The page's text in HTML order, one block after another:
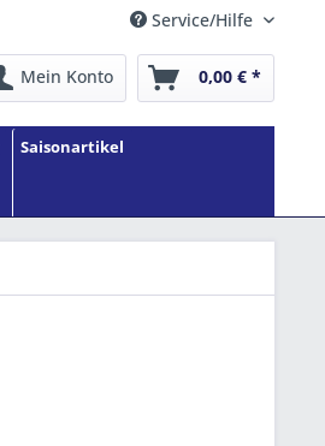
Service/Hilfe
Mein Konto 0,00 € *
Saisonartikel